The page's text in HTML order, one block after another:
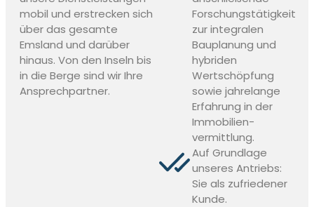
mobil und erstrecken sich
über das gesamte
Emsland und darüber
hinaus. Von den Inseln bis
in die Berge sind wir Ihre
Ansprechpartner.
Forschungstätigkeit
zur integralen
Bauplanung und
hybriden
Wertschöpfung
sowie jahrelange
Erfahrung in der
Immobilien-
vermittlung.
Auf Grundlage
unseres Antriebs:
Sie als zufriedener
Kunde.